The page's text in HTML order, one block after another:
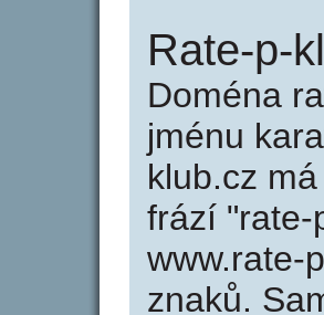
Rate-p-
Doména
jménu
klub.cz
frází "rate-
www.rate-
znaků.